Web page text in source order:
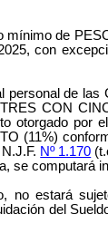
de
con
de
CON
otorgado por
(11%)
Nº 1.170
se computará
estará
del